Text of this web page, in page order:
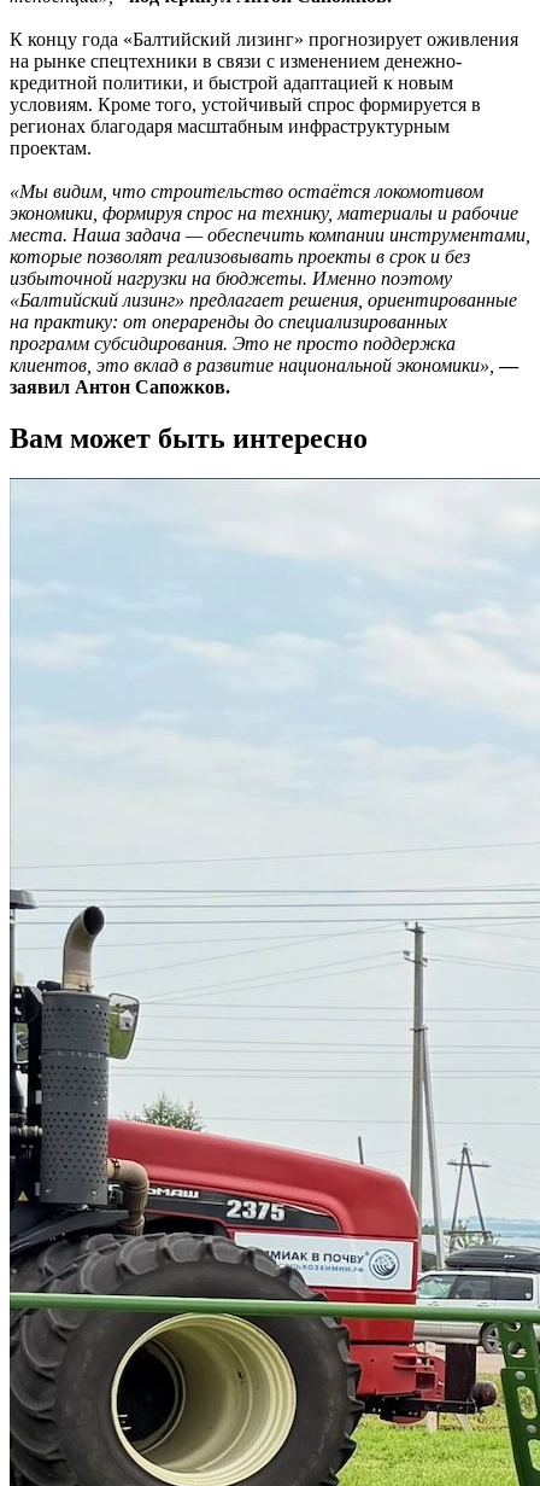
К концу года «Балтийский лизинг» прогнозирует оживления
на рынке спецтехники в связи с изменением денежно-
кредитной политики, и быстрой адаптацией к новым
условиям. Кроме того, устойчивый спрос формируется в
регионах благодаря масштабным инфраструктурным
проектам.
«Мы видим, что строительство остаётся локомотивом
экономики, формируя спрос на технику, материалы и рабочие
места. Наша задача — обеспечить компании инструментами,
которые позволят реализовывать проекты в срок и без
избыточной нагрузки на бюджеты. Именно поэтому
«Балтийский лизинг» предлагает решения, ориентированные
на практику: от операренды до специализированных
программ субсидирования. Это не просто поддержка
клиентов, это вклад в развитие национальной экономики», —
заявил Антон Сапожков.
Вам может быть интересно